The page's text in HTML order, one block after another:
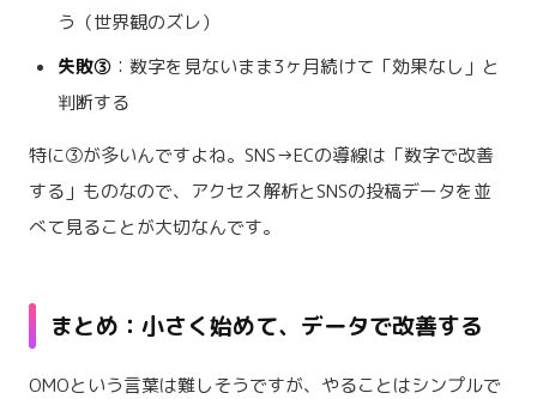
う（世界観のズレ）
失敗③ ：数字を見ないまま3ヶ月続けて「効果なし」と
判断する
特に③が多いんですよね。SNS→ECの導線は「数字で改善
する」ものなので、アクセス解析とSNSの投稿データを並
べて見ることが大切なんです。
まとめ：小さく始めて、データで改善する
OMOという言葉は難しそうですが、やることはシンプルで